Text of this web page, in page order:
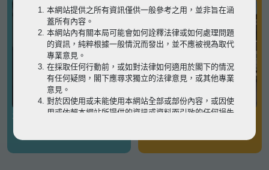
有關凶宅
本網站提供之所有資訊僅供一般參考之用，並非旨在涵
蓋所有內容。
本網站內有關本局可能會如何詮釋法律或如何處理問題
的資訊，純粹根據一般情況而發出，並不應被視為取代
專業意見。
在採取任何行動前，或如對法律如何適用於閣下的情況
有任何疑問，閣下應尋求獨立的法律意見，或其他專業
意見。
對於因使用或未能使用本網站全部或部份內容，或因使
用或依賴本網站所提供的資訊或資料而引致的任何損失
瀏覽以細閱本網站使用條款的完整版本。如有任